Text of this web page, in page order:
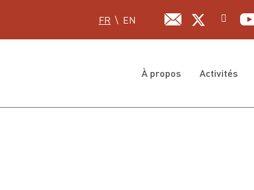
Sélectionnez votre langue
FR EN
À propos Activités